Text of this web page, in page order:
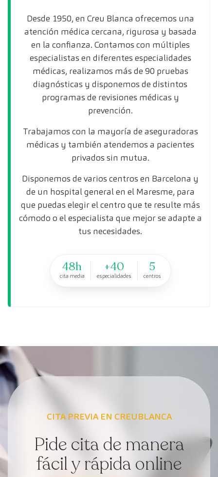
Desde 1950, en Creu Blanca ofrecemos una
atención médica cercana, rigurosa y basada
en la confianza. Contamos con múltiples
especialistas en diferentes especialidades
médicas, realizamos más de 90 pruebas
diagnósticas y disponemos de distintos
programas de revisiones médicas y
prevención.
Trabajamos con la mayoría de aseguradoras
médicas y también atendemos a pacientes
privados sin mutua.
Disponemos de varios centros en Barcelona y
de un hospital general en el Maresme, para
que puedas elegir el centro que te resulte más
cómodo o el especialista que mejor se adapte a
tus necesidades.
48h
cita media
+40
especialidades
5
centros
CITA PREVIA EN CREUBLANCA
Pide cita de manera
fácil y rápida online